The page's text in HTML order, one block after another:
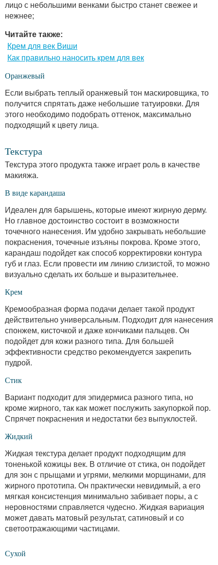
лицо с небольшими венками быстро станет свежее и
нежнее;
Читайте также:
Крем для век Виши
Как правильно наносить крем для век
Оранжевый
Если выбрать теплый оранжевый тон маскировщика, то
получится спрятать даже небольшие татуировки. Для
этого необходимо подобрать оттенок, максимально
подходящий к цвету лица.
Текстура
Текстура этого продукта также играет роль в качестве
макияжа.
В виде карандаша
Идеален для барышень, которые имеют жирную дерму.
Но главное достоинство состоит в возможности
точечного нанесения. Им удобно закрывать небольшие
покраснения, точечные изъяны покрова. Кроме этого,
карандаш подойдет как способ корректировки контура
губ и глаз. Если провести им линию слизистой, то можно
визуально сделать их больше и выразительнее.
Крем
Кремообразная форма подачи делает такой продукт
действительно универсальным. Подходит для нанесения
спонжем, кисточкой и даже кончиками пальцев. Он
подойдет для кожи разного типа. Для большей
эффективности средство рекомендуется закрепить
пудрой.
Стик
Вариант подходит для эпидермиса разного типа, но
кроме жирного, так как может послужить закупоркой пор.
Спрячет покраснения и недостатки без выпуклостей.
Жидкий
Жидкая текстура делает продукт подходящим для
тоненькой кожицы век. В отличие от стика, он подойдет
для зон с прыщами и угрями, мелкими морщинами, для
жирного прототипа. Он практически невидимый, а его
мягкая консистенция минимально забивает поры, а с
неровностями справляется чудесно. Жидкая вариация
может давать матовый результат, сатиновый и со
светоотражающими частицами.
Сухой